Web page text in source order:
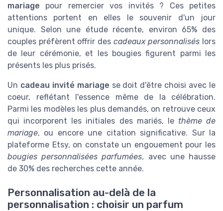
mariage pour remercier vos invités ? Ces petites
attentions portent en elles le souvenir d'un jour
unique. Selon une étude récente, environ 65% des
couples préfèrent offrir des cadeaux personnalisés lors
de leur cérémonie, et les bougies figurent parmi les
présents les plus prisés.
Un cadeau invité mariage se doit d'être choisi avec le
coeur, reflétant l'essence même de la célébration.
Parmi les modèles les plus demandés, on retrouve ceux
qui incorporent les initiales des mariés, le thème de
mariage, ou encore une citation significative. Sur la
plateforme Etsy, on constate un engouement pour les
bougies personnalisées parfumées, avec une hausse
de 30% des recherches cette année.
Personnalisation au-delà de la
personnalisation : choisir un parfum